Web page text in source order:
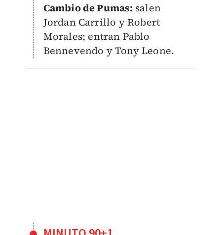
Cambio de Pumas: salen
Jordan Carrillo y Robert
Morales; entran Pablo
Bennevendo y Tony Leone.